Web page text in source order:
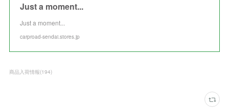
Just a moment...
Just a moment...
carproad-sendai.stores.jp
商品入荷情報(194)